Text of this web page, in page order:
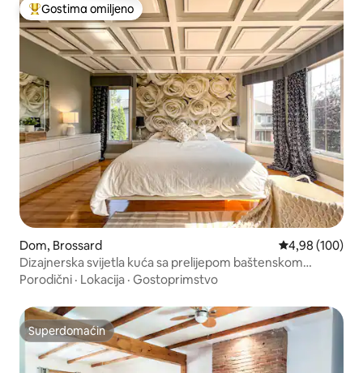
Najuspešniji među gostima omiljenim
Gostima omiljeno
Dom, Brossard Prosečna
4,98 (100)
Dizajnerska svijetla kuća sa prelijepom baštenskom
oazom
Porodični · Lokacija · Gostoprimstvo
Superdomaćin
Superdomaćin